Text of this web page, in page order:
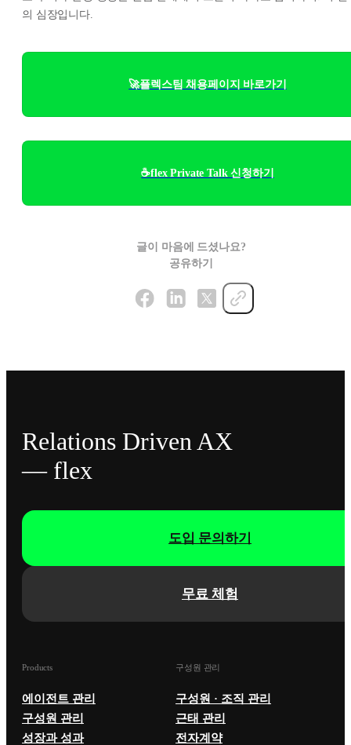
의 심장입니다.
🚀플렉스팀 채용페이지 바로가기
☕flex Private Talk 신청하기
글이 마음에 드셨나요?
공유하기
Relations Driven AX
— flex
무료 체험
도입 문의하기
Products
에이전트 관리
구성원 관리
성장과 성과
구성원 관리
구성원 · 조직 관리
근태 관리
전자계약